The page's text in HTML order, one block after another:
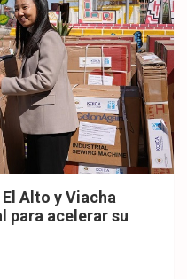
Alto y Viacha
para acelerar su